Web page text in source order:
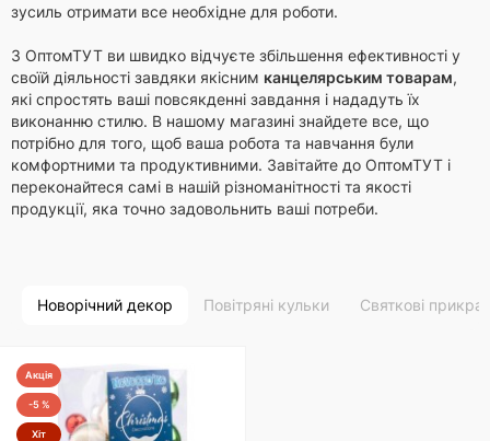
зусиль отримати все необхідне для роботи.
З ОптомТУТ ви швидко відчуєте збільшення ефективності у
своїй діяльності завдяки якісним канцелярським товарам,
які спростять ваші повсякденні завдання і нададуть їх
виконанню стилю. В нашому магазині знайдете все, що
потрібно для того, щоб ваша робота та навчання були
комфортними та продуктивними. Завітайте до ОптомТУТ і
переконайтеся самі в нашій різноманітності та якості
продукції, яка точно задовольнить ваші потреби.
Новорічний декор Повітряні кульки Святкові
Акція
-5 %
Хіт